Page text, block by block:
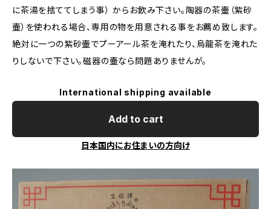
に茶湯を捨ててしまう事） からお飲み下さい。陶器の茶壷（紫砂
壷）を使われる場合、専用の物を用意される事をお薦め致します。
絶対に一つの紫砂壷でプーアール茶を淹れたり、烏龍茶を淹れた
りしないで下さい。磁器の壷なら問題ありませんが。
International shipping available
Add to cart
日本国内にお住まいの方向け